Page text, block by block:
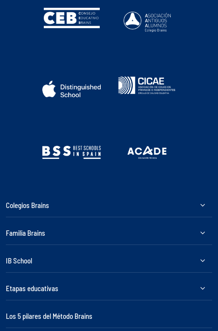
Colegios Brains
Familia Brains
IB School
Etapas educativas
Los 5 pilares del Método Brains